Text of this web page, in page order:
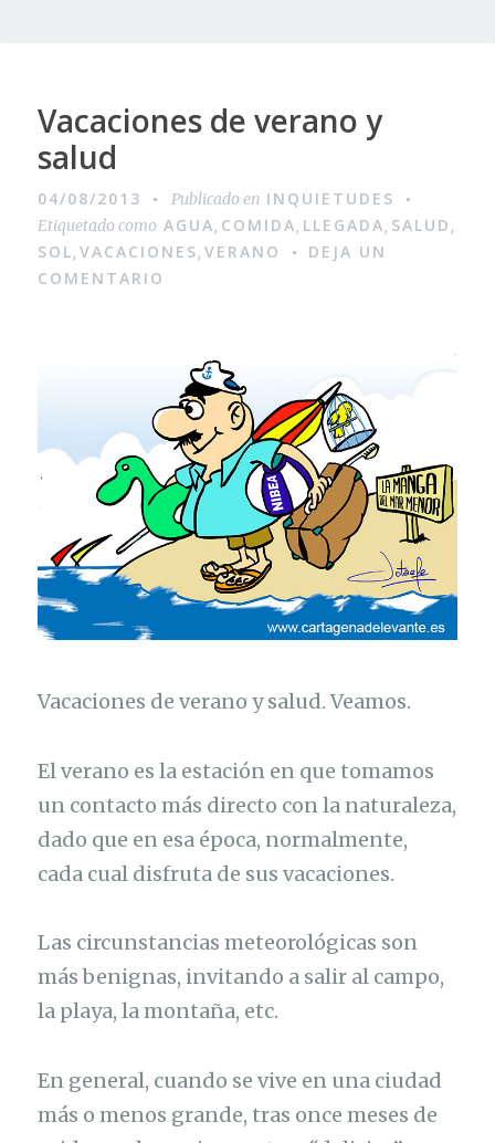
Vacaciones de verano y
salud
04/08/2013 Publicado en INQUIETUDES
Etiquetado como AGUA, COMIDA, LLEGADA, SALUD,
SOL,VACACIONES,VERANO
DEJA UN
COMENTARIO
Vacaciones de verano y salud. Veamos.
El verano es la estación en que tomamos
un contacto más directo con la naturaleza,
dado que en esa época, normalmente,
cada cual disfruta de sus vacaciones.
Las circunstancias meteorológicas son
más benignas, invitando a salir al campo,
la playa, la montaña, etc.
En general, cuando se vive en una ciudad
más o menos grande, tras once meses de